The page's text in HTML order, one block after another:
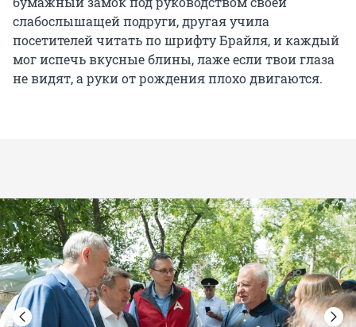
слабослышащей подруги, другая учила
посетителей читать по шрифту Брайля, и каждый
мог испечь вкусные блины, лаже если твои глаза
не видят, а руки от рождения плохо двигаются.